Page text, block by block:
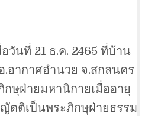
วันที่ 21 ธ.ค. 2465 ที่บ้าน
.อากาศอำนวย จ.สกลนคร
ษุฝ่ายมหานิกายเมื่ออายุ
ตติเป็นพระภิกษุฝ่ายธรรม